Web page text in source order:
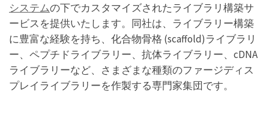
システムの下でカスタマイズされたライブラリ構築サ
ービスを提供いたします。同社は、ライブラリー構築
に豊富な経験を持ち、化合物骨格 (scaffold)ライブラリ
ー、ペプチドライブラリー、抗体ライブラリー、cDNA
ライブラリーなど、さまざまな種類のファージディス
プレイライブラリーを作製する専門家集団です。